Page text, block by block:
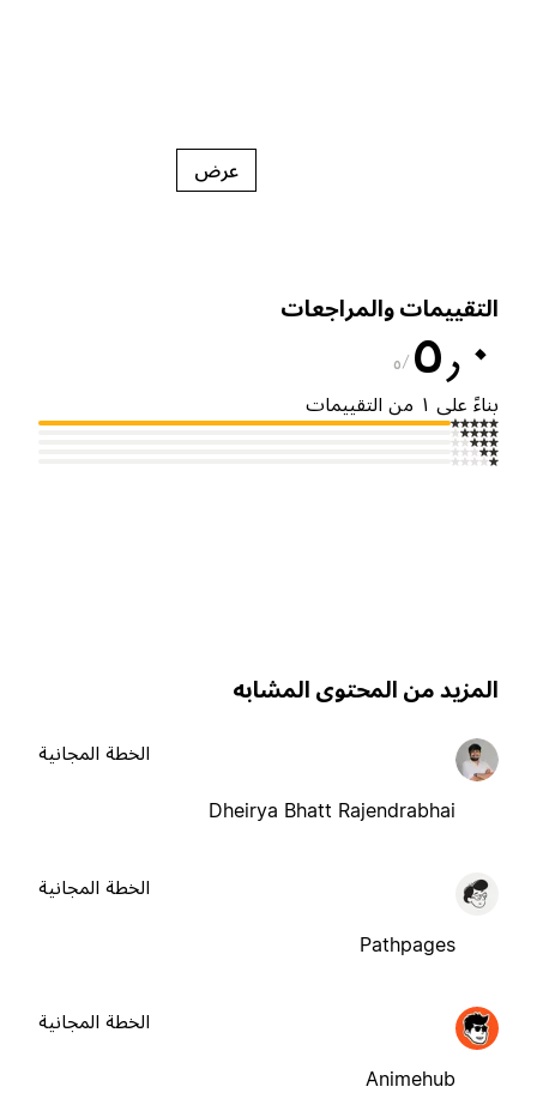
عرض
والمراجعات
٥
على ١ من التقييمات
من المحتوى المشابه
Dheirya Bhatt Rajendrabhai
الخطة المجانية
Pathpages
الخطة المجانية
Animehub
الخطة المجانية